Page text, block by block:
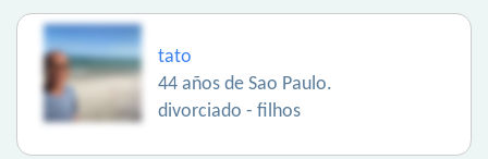
tato
44 años de Sao Paulo.
divorciado - filhos